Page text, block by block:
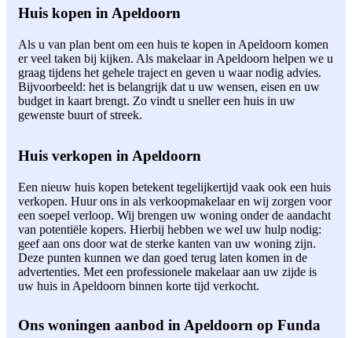
Huis kopen in Apeldoorn
Als u van plan bent om een huis te kopen in Apeldoorn komen
er veel taken bij kijken. Als makelaar in Apeldoorn helpen we u
graag tijdens het gehele traject en geven u waar nodig advies.
Bijvoorbeeld: het is belangrijk dat u uw wensen, eisen en uw
budget in kaart brengt. Zo vindt u sneller een huis in uw
gewenste buurt of streek.
Huis verkopen in Apeldoorn
Een nieuw huis kopen betekent tegelijkertijd vaak ook een huis
verkopen. Huur ons in als verkoopmakelaar en wij zorgen voor
een soepel verloop. Wij brengen uw woning onder de aandacht
van potentiële kopers. Hierbij hebben we wel uw hulp nodig:
geef aan ons door wat de sterke kanten van uw woning zijn.
Deze punten kunnen we dan goed terug laten komen in de
advertenties. Met een professionele makelaar aan uw zijde is
uw huis in Apeldoorn binnen korte tijd verkocht.
Ons woningen aanbod in Apeldoorn op Funda